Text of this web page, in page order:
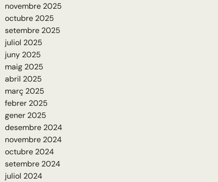
novembre 2025
octubre 2025
setembre 2025
juliol 2025
juny 2025
maig 2025
abril 2025
març 2025
febrer 2025
gener 2025
desembre 2024
novembre 2024
octubre 2024
setembre 2024
juliol 2024